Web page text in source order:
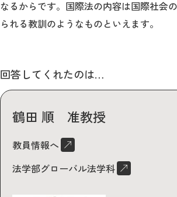
なるからです。国際法の内容は国際社会
られる教訓のようなものといえます。
回答してくれたのは…
鶴田 順 准教授
教員情報へ
法学部グローバル法学科